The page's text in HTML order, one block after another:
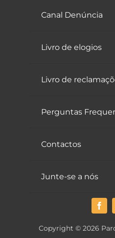
Canal Denúncia
Livro de elogios
Livro de
Perguntas
Contactos
Junte-se a nós
Copyright © 2026